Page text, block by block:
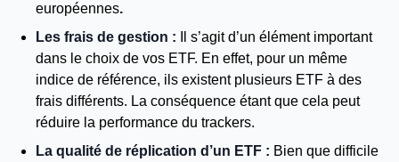
européennes.
Les frais de gestion :
Il s’agit d’un élément important
dans le choix de vos ETF. En effet, pour un même
indice de référence, ils existent plusieurs ETF à des
frais différents. La conséquence étant que cela peut
réduire la performance du trackers.
La qualité de réplication d’un ETF : Bien que difficile